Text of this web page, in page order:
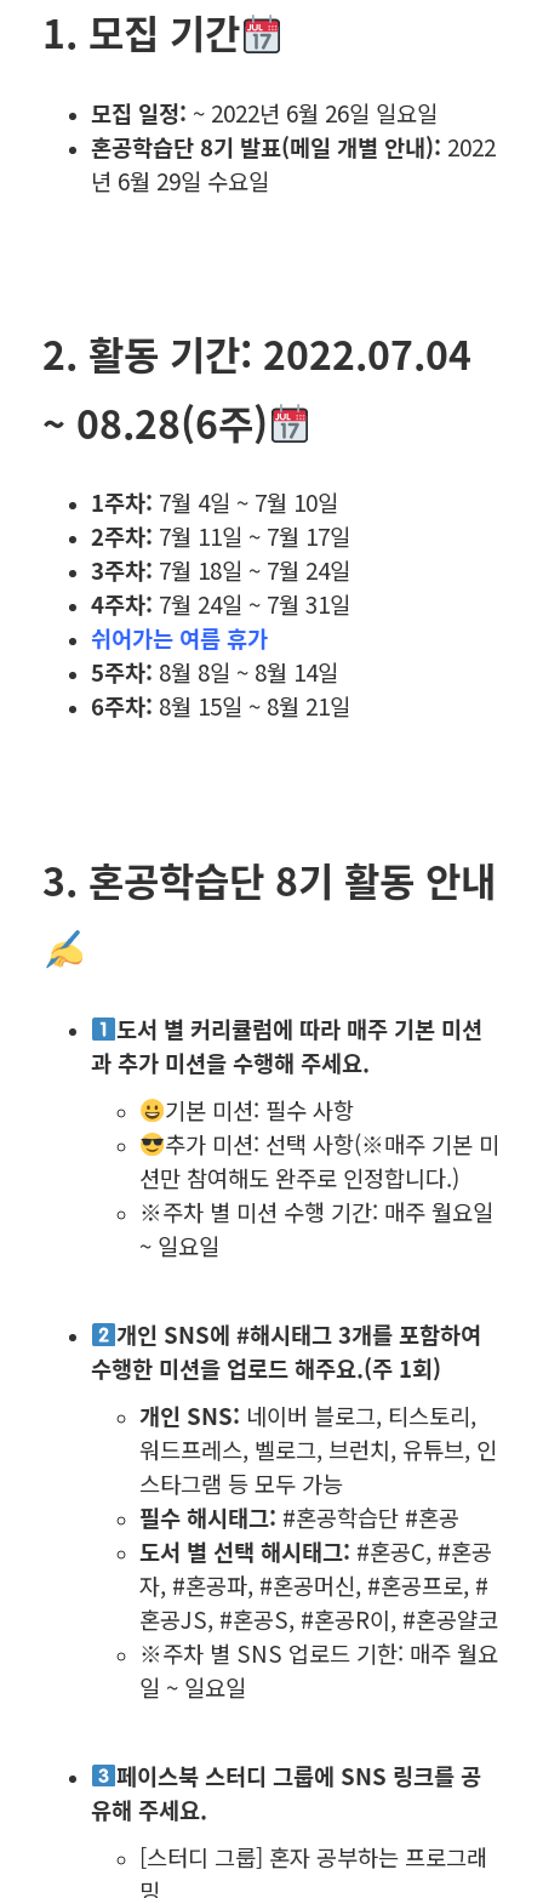
1. 모집 기간
모집 일정: ~ 2022년 6월 26일 일요일
혼공학습단 8기 발표(메일 개별 안내): 2022
년 6월 29일 수요일
2. 활동 기간: 2022.07.04
~ 08.28(6주)
1주차: 7월 4일 ~ 7월 10일
2주차: 7월 11일 ~ 7월 17일
3주차: 7월 18일 ~ 7월 24일
4주차: 7월 24일 ~ 7월 31일
쉬어가는 여름 휴가
5주차: 8월 8일 ~ 8월 14일
6주차: 8월 15일 ~ 8월 21일
3. 혼공학습단 8기 활동 안내
도서 별 커리큘럼에 따라 매주 기본 미션
과 추가 미션을 수행해 주세요.
기본 미션: 필수 사항
추가 미션: 선택 사항(※매주 기본 미
션만 참여해도 완주로 인정합니다.)
※주차 별 미션 수행 기간: 매주 월요일
~ 일요일
개인 SNS에 #해시태그 3개를 포함하여
수행한 미션을 업로드 해주요.(주 1회)
개인 SNS: 네이버 블로그, 티스토리,
워드프레스, 벨로그, 브런치, 유튜브, 인
스타그램 등 모두 가능
필수 해시태그: #혼공학습단 #혼공
도서 별 선택 해시태그: #혼공C, #혼공
자, #혼공파, #혼공머신, #혼공프로, #
혼공JS, #혼공S, #혼공R이, #혼공얄코
※주차 별 SNS 업로드 기한: 매주 월요
일 ~ 일요일
페이스북 스터디 그룹에 SNS 링크를 공
유해 주세요.
[스터디 그룹] 혼자 공부하는 프로그래
밍